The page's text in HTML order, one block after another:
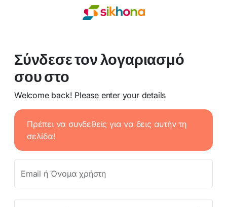
Σύνδεσε τον λογαριασμό
σου στο
Welcome back! Please enter your details
Πρέπει να συνδεθείς για να δεις αυτήν τη
σελίδα!
Email ή Όνομα χρήστη